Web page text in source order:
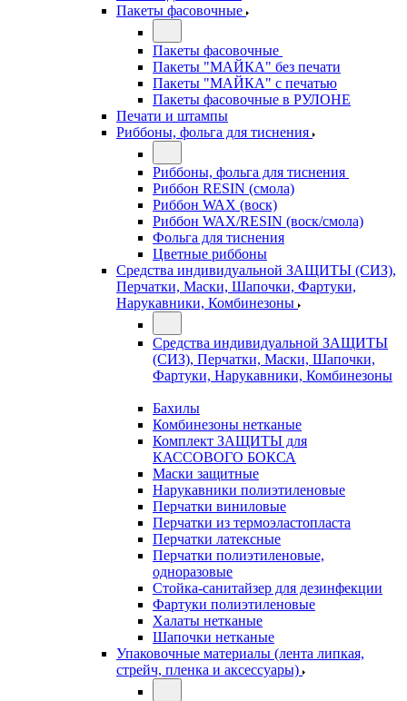
Пакеты фасовочные
Пакеты фасовочные
Пакеты "МАЙКА" без печати
Пакеты "МАЙКА" с печатью
Пакеты фасовочные в РУЛОНЕ
Печати и штампы
Риббоны, фольга для тиснения
Риббоны, фольга для тиснения
Риббон RESIN (смола)
Риббон WAX (воск)
Риббон WAX/RESIN (воск/смола)
Фольга для тиснения
Цветные риббоны
Средства индивидуальной ЗАЩИТЫ (СИЗ),
Перчатки, Маски, Шапочки, Фартуки,
Нарукавники, Комбинезоны
Средства индивидуальной ЗАЩИТЫ
(СИЗ), Перчатки, Маски, Шапочки,
Фартуки, Нарукавники, Комбинезоны
Бахилы
Комбинезоны нетканые
Комплект ЗАЩИТЫ для
КАССОВОГО БОКСА
Маски защитные
Нарукавники полиэтиленовые
Перчатки виниловые
Перчатки из термоэластопласта
Перчатки латексные
Перчатки полиэтиленовые,
одноразовые
Стойка-санитайзер для дезинфекции
Фартуки полиэтиленовые
Халаты нетканые
Шапочки нетканые
Упаковочные материалы (лента липкая,
стрейч, пленка и аксессуары)